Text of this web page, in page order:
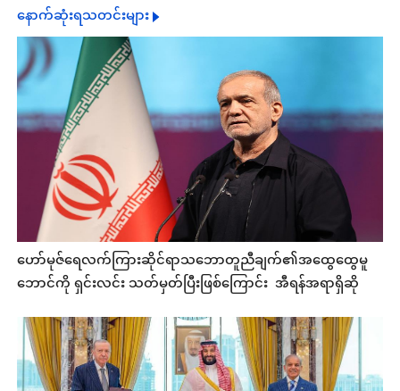
နောက်ဆုံးရသတင်းများ
ဟော်မုဇ်ရေလက်ကြားဆိုင်ရာသဘောတူညီချက်၏အထွေထွေမူ
ဘောင်ကို ရှင်းလင်း သတ်မှတ်ပြီးဖြစ်ကြောင်း အီရန်အရာရှိဆို